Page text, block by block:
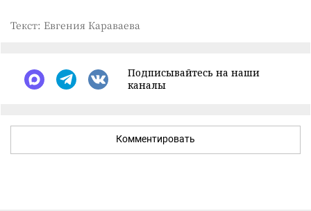
Текст: Евгения Караваева
Подписывайтесь на наши
каналы
Комментировать